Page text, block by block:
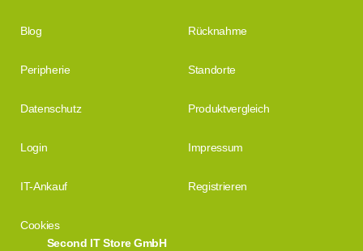
Second IT Store GmbH
Blog Rücknahme
Peripherie Standorte
Datenschutz Produktvergleich
Login Impressum
IT-Ankauf Registrieren
Cookies